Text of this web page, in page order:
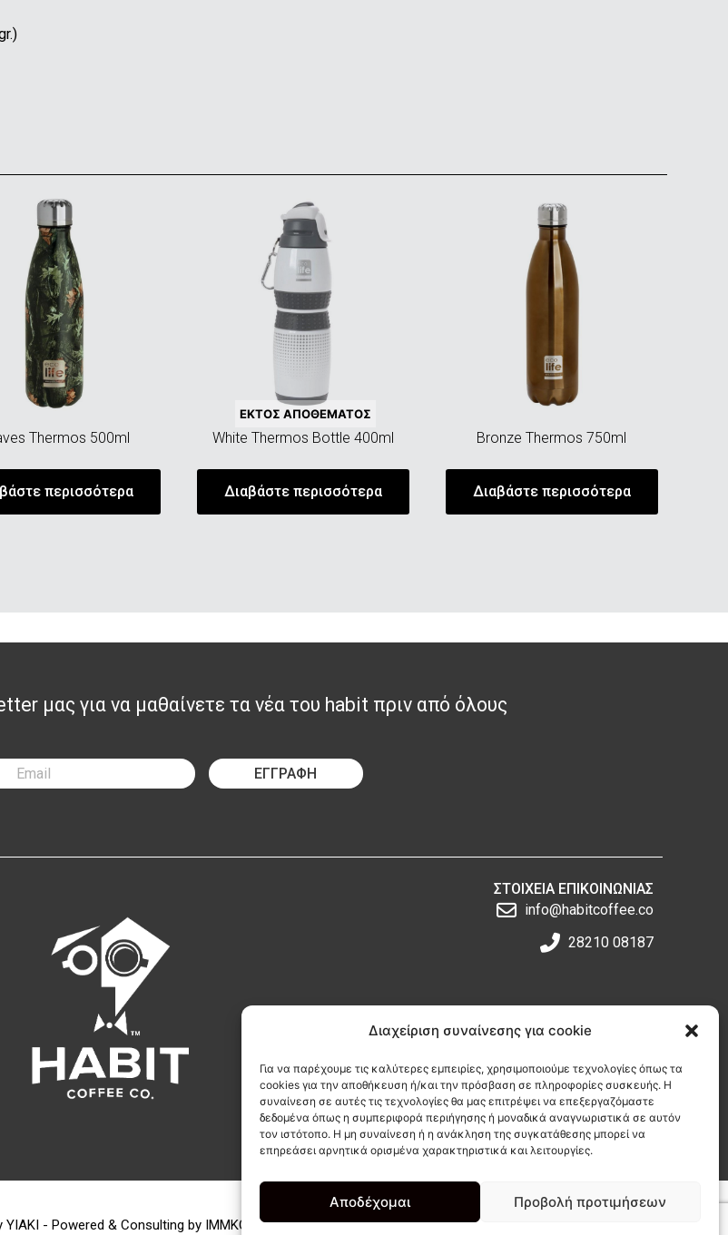
Διαχείριση συναίνεσης για cookie
Για να παρέχουμε τις καλύτερες εμπειρίες, χρησιμοποιούμε τεχνολογίες όπως τα
cookies για την αποθήκευση ή/και την πρόσβαση σε πληροφορίες συσκευής. Η
συναίνεση σε αυτές τις τεχνολογίες θα μας επιτρέψει να επεξεργαζόμαστε
δεδομένα όπως η συμπεριφορά περιήγησης ή μοναδικά αναγνωριστικά σε αυτόν
τον ιστότοπο. Η μη συναίνεση ή η ανάκληση της συγκατάθεσης μπορεί να
επηρεάσει αρνητικά ορισμένα χαρακτηριστικά και λειτουργίες.
Αποδέχομαι Προβολή προτιμήσεων
Thermos 500ml
περισσότερα
ΕΚΤΌΣ ΑΠΟΘΈΜΑΤΟΣ
White Thermos Bottle 400ml
Διαβάστε περισσότερα
Βronze Thermos 750ml
Διαβάστε περισσότερα
μας για να μαθαίνετε τα νέα του habit πριν από όλους
ΕΓΓΡΑΦΗ
ΣΤΟΙΧΕΙΑ ΕΠΙΚΟΙΝΩΝΙΑΣ
info@habitcoffee.co
28210 08187
ΑΚΟΛΟΥΘΗΣΤΕ ΜΑΣ
I
n
s
a
g
r
F
a
c
b
o
o
T
i
k
o
YIAKI - Powered & Consulting by IMMKO -Πολιτική Απορρήτου - GDPR-Διαχείριση cookie